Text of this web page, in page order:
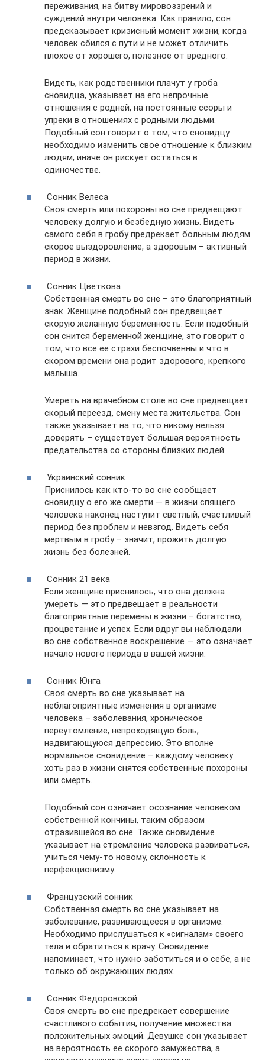
переживания, на битву мировоззрений и
суждений внутри человека. Как правило, сон
предсказывает кризисный момент жизни, когда
человек сбился с пути и не может отличить
плохое от хорошего, полезное от вредного.
Видеть, как родственники плачут у гроба
сновидца, указывает на его непрочные
отношения с родней, на постоянные ссоры и
упреки в отношениях с родными людьми.
Подобный сон говорит о том, что сновидцу
необходимо изменить свое отношение к близким
людям, иначе он рискует остаться в
одиночестве.
Сонник Велеса
Своя смерть или похороны во сне предвещают
человеку долгую и безбедную жизнь. Видеть
самого себя в гробу предрекает больным людям
скорое выздоровление, а здоровым – активный
период в жизни.
Сонник Цветкова
Собственная смерть во сне – это благоприятный
знак. Женщине подобный сон предвещает
скорую желанную беременность. Если подобный
сон снится беременной женщине, это говорит о
том, что все ее страхи беспочвенны и что в
скором времени она родит здорового, крепкого
малыша.
Умереть на врачебном столе во сне предвещает
скорый переезд, смену места жительства. Сон
также указывает на то, что никому нельзя
доверять – существует большая вероятность
предательства со стороны близких людей.
Украинский сонник
Приснилось как кто-то во сне сообщает
сновидцу о его же смерти — в жизни спящего
человека наконец наступит светлый, счастливый
период без проблем и невзгод. Видеть себя
мертвым в гробу – значит, прожить долгую
жизнь без болезней.
Сонник 21 века
Если женщине приснилось, что она должна
умереть — это предвещает в реальности
благоприятные перемены в жизни – богатство,
процветание и успех. Если вдруг вы наблюдали
во сне собственное воскрешение — это означает
начало нового периода в вашей жизни.
Сонник Юнга
Своя смерть во сне указывает на
неблагоприятные изменения в организме
человека – заболевания, хроническое
переутомление, непроходящую боль,
надвигающуюся депрессию. Это вполне
нормальное сновидение – каждому человеку
хоть раз в жизни снятся собственные похороны
или смерть.
Подобный сон означает осознание человеком
собственной кончины, таким образом
отразившейся во сне. Также сновидение
указывает на стремление человека развиваться,
учиться чему-то новому, склонность к
перфекционизму.
Французский сонник
Собственная смерть во сне указывает на
заболевание, развивающееся в организме.
Необходимо прислушаться к «сигналам» своего
тела и обратиться к врачу. Сновидение
напоминает, что нужно заботиться и о себе, а не
только об окружающих людях.
Сонник Федоровской
Своя смерть во сне предрекает совершение
счастливого события, получение множества
положительных эмоций. Девушке сон указывает
на вероятность ее скорого замужества, а